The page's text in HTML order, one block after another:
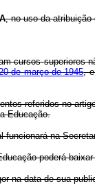
, no uso da
cursos superiores
de março de 1945,
referidos no
Educação.
funcionará na
poderá
na data de sua